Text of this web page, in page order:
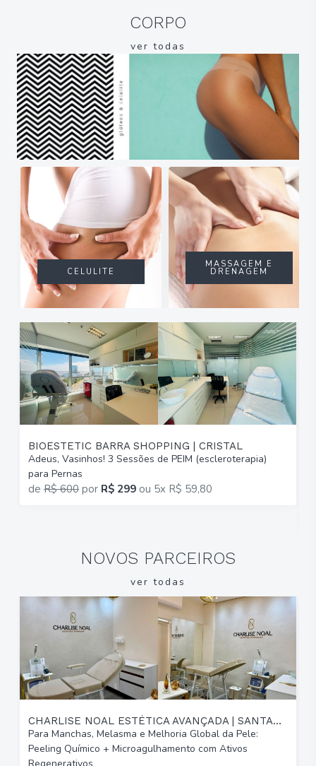
CORPO
ver todas
CELULITE
MASSAGEM E
DRENAGEM
BIOESTETIC BARRA SHOPPING | CRISTAL
Adeus, Vasinhos! 3 Sessões de PEIM (escleroterapia)
para Pernas
de R$ 600 por R$ 299 ou 5x R$ 59,80
NOVOS PARCEIROS
ver todas
CHARLISE NOAL ESTÉTICA AVANÇADA | SANTANA
Para Manchas, Melasma e Melhoria Global da Pele:
Peeling Químico + Microagulhamento com Ativos